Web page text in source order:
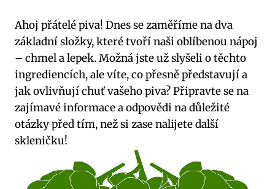
Ahoj přátelé piva! Dnes se zaměříme na dva
základní složky, které tvoří naši oblíbenou nápoj
– chmel a lepek. Možná jste už slyšeli o těchto
ingrediencích, ale víte, co přesně představují a
jak ovlivňují chuť vašeho piva? Připravte se na
zajímavé informace a odpovědi na důležité
otázky před tím, než si zase nalijete další
skleničku!